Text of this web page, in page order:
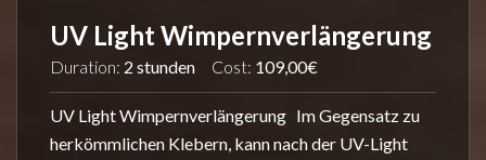
UV Light Wimpernverlängerung
Duration: 2 stunden Cost: 109,00€
UV Light Wimpernverlängerung Im Gegensatz zu
herkömmlichen Klebern, kann nach der UV-Light